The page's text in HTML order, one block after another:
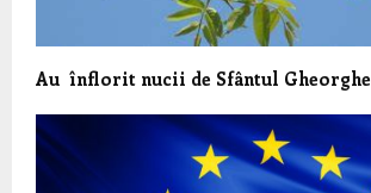
Au înflorit nucii de Sfântul Gheorghe